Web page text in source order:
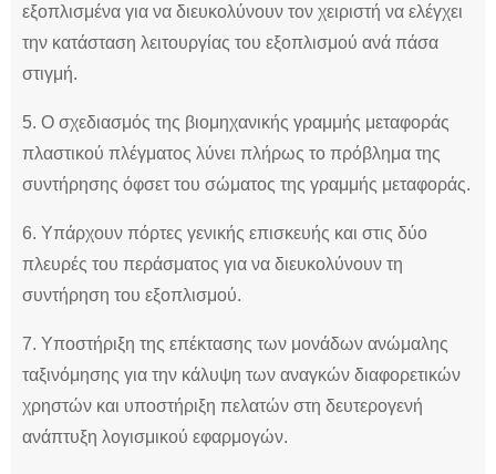
εξοπλισμένα για να διευκολύνουν τον χειριστή να ελέγχει
την κατάσταση λειτουργίας του εξοπλισμού ανά πάσα
στιγμή.
5. Ο σχεδιασμός της βιομηχανικής γραμμής μεταφοράς
πλαστικού πλέγματος λύνει πλήρως το πρόβλημα της
συντήρησης όφσετ του σώματος της γραμμής μεταφοράς.
6. Υπάρχουν πόρτες γενικής επισκευής και στις δύο
πλευρές του περάσματος για να διευκολύνουν τη
συντήρηση του εξοπλισμού.
7. Υποστήριξη της επέκτασης των μονάδων ανώμαλης
ταξινόμησης για την κάλυψη των αναγκών διαφορετικών
χρηστών και υποστήριξη πελατών στη δευτερογενή
ανάπτυξη λογισμικού εφαρμογών.